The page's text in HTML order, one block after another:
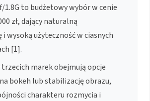
1.8G to budżetowy wybór w cenie
zł, dający naturalną
wysoką użyteczność w ciasnych
[1].
marek obejmują opcje
bokeh lub stabilizację obrazu,
charakteru rozmycia i